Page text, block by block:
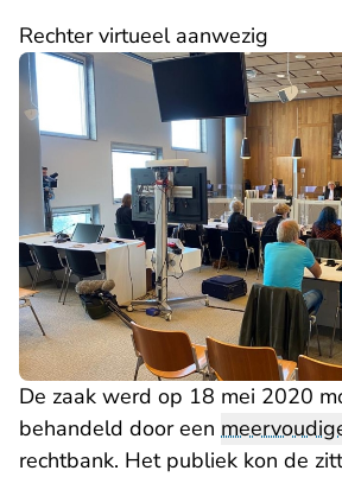
​Rechter virtueel aanwezig
De zaak werd op 18 mei 2020
behandeld door een
rechtbank. Het publiek kon de